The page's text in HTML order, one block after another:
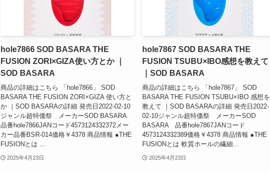
hole7866 SOD BASARA THE
FUSION ZORI×GIZA使い方とか ｜
SOD BASARA
商品の詳細はこちら 「hole7866」 SOD
BASARA THE FUSION ZORI×GIZA 使い方と
か ｜SOD BASARAの詳細 発売日2022-02-10
ジャンル超特価祭 メーカーSOD BASARA
品番hole7866JANコード4573124332372メー
カー品番BSR-014価格￥4378 商品情報 ●THE
FUSIONとは ...
2025年4月23日
hole7867 SOD BASARA THE
FUSION TSUBU×IBO感想を教えて
｜SOD BASARA
商品の詳細はこちら 「hole7867」 SOD
BASARA THE FUSION TSUBU×IBO 感想を
教えて ｜SOD BASARAの詳細 発売日2022-
02-10ジャンル超特価祭 メーカーSOD
BASARA 品番hole7867JANコード
4573124332389価格￥4378 商品情報 ●THE
FUSIONとは 軟質ホールの繊細...
2025年4月23日